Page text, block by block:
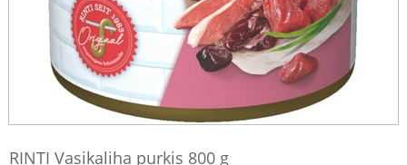
RINTI Vasikaliha purkis 800 g